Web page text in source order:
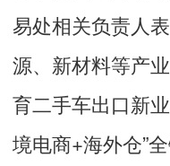
易处相关负责人
源、新材料等产
育二手车出口新
境电商+海外仓”